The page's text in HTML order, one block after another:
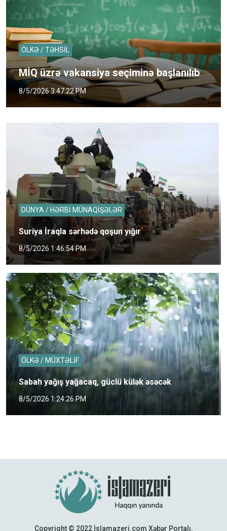
ÖLKƏ / TƏHSİL
MİQ üzrə vakansiya seçiminə başlanılıb
8/5/2026 3:47:22 PM
DÜNYA / HƏRBİ MÜNAQİŞƏLƏR
Suriya İraqla sərhədə qoşun yığır
8/5/2026 1:46:54 PM
ÖLKƏ / MÜXTƏLİF
Sabah yağış yağacaq, güclü külək əsəcək
8/5/2026 1:24:26 PM
Copyright © 2022 İslamazeri.com Xəbər Portalı.